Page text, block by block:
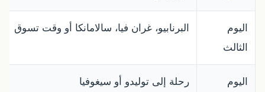
اليوم
الثالث
البرنابيو، غران فيا، سالامانكا أو وقت تسوق
اليوم
رحلة إلى توليدو أو سيغوفيا